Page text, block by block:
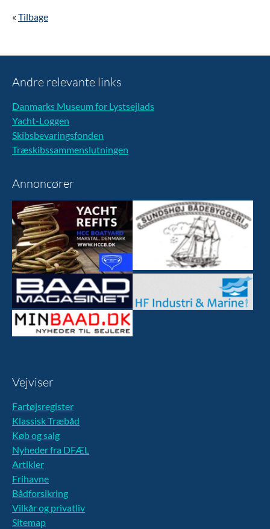
« Tilbage
Andre relevante links
Danmarks Museum for Lystsejlads
Yacht-Loggen
Skibsbevaringsfonden
Træskibssammenslutningen
Annoncører
Vejviser
Fartøjsregister
Klassisk Træbåd
Køb og salg
Nyheder fra DFÆL
Artikler
Frihavne
Bådforsikring
Vilkår og privatliv
Sitemap